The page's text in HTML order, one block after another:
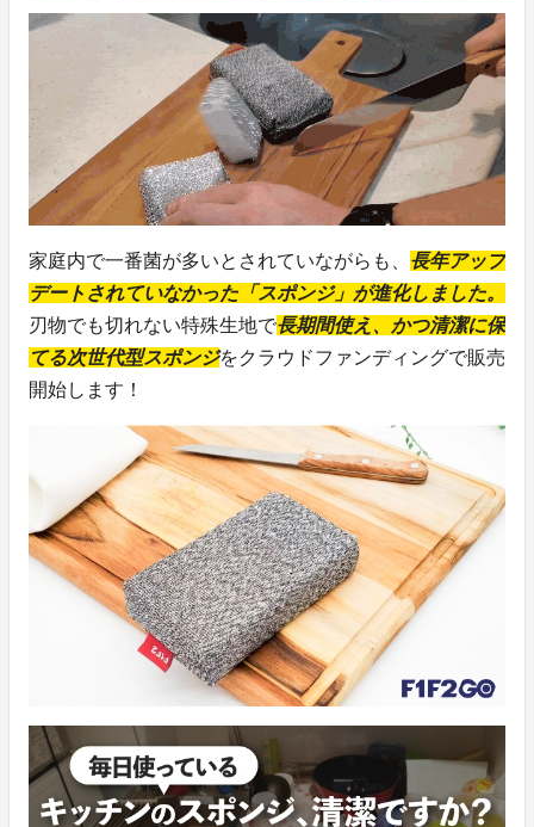
家庭内で一番菌が多いとされていながらも、 長年アップ
デートされていなかった「スポンジ」が進化しました。
刃物でも切れない特殊生地で長期間使え、かつ清潔に保
てる次世代型スポンジをクラウドファンディングで販売
開始します！